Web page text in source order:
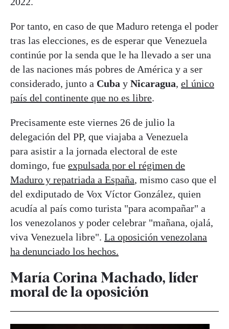
Por tanto, en caso de que Maduro retenga el poder
tras las elecciones, es de esperar que Venezuela
continúe por la senda que le ha llevado a ser una
de las naciones más pobres de América y a ser
considerado, junto a Cuba y Nicaragua, el único
país del continente que no es libre.
Precisamente este viernes 26 de julio la
delegación del PP, que viajaba a Venezuela
para asistir a la jornada electoral de este
domingo, fue expulsada por el régimen de
Maduro y repatriada a España, mismo caso que el
del exdiputado de Vox Víctor González, quien
acudía al país como turista "para acompañar" a
los venezolanos y poder celebrar "mañana, ojalá,
viva Venezuela libre". La oposición venezolana
ha denunciado los hechos.
María Corina Machado, líder
moral de la oposición